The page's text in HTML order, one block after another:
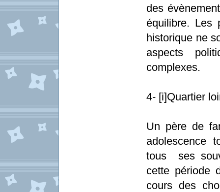
des
équilibre. Les
historique ne
aspects
complexes.
4- [i]Quartier
Un père de
adolescence
tous ses
cette période
cours des